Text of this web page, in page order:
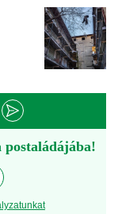
postaládájába!